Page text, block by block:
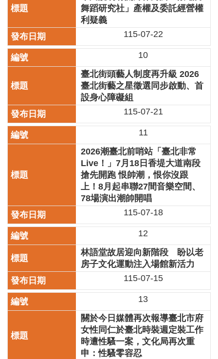
陳
系
統
雙
詞
台
北
通
易
區
廉
政
平
臺
區
常
見
舞蹈研究社」產權及委託經營權
利疑義
115-07-22
10
臺北街頭藝人制度再升級 2026
臺北街藝之星徵選同步啟動、首
設身心障礙組
115-07-21
11
2026潮臺北前哨站「臺北非常
Live！」7月18日香堤大道南段
搶先開跑 恨帥潮，恨你沒跟
上！8月起串聯27間音樂空間、
78場演出潮帥開唱
115-07-18
12
林語堂故居迎向新階段 盼以老
房子文化運動注入場館新活力
115-07-15
13
關於今日媒體再次報導臺北市府
女性同仁於臺北時裝週定裝工作
時遭性騷一案，文化局再次重
申：性騷零容忍